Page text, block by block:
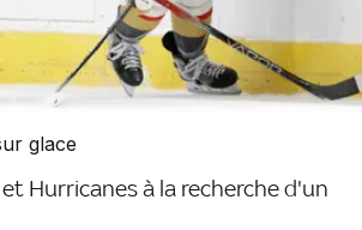
glace
Hurricanes à la recherche d'un